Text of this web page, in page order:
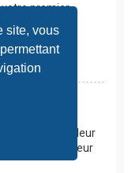
site, vous
votre premier
de le
?
une couleur
de faciliter leur